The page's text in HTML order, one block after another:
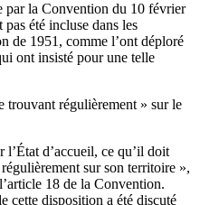
par la Convention du 10 février
été incluse dans les
de 1951, comme l’ont déploré
ont insisté pour une telle
trouvant régulièrement » sur le
d’accueil, ce qu’il doit
sur son territoire »,
18 de la Convention.
cette disposition a été discuté